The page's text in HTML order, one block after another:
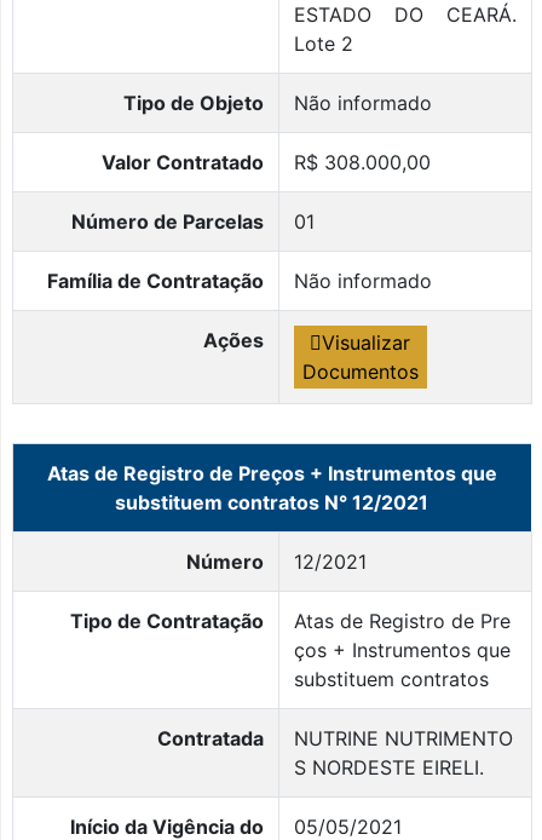
ESTADO DO CEARÁ.
Lote 2
Tipo de Objeto Não informado
Valor Contratado R$ 308.000,00
Número de Parcelas 01
Família de Contratação Não informado
Ações
Visualizar
Documentos
Atas de Registro de Preços + Instrumentos que
substituem contratos N° 12/2021
Número 12/2021
Tipo de Contratação
Atas de Registro de Pre
ços + Instrumentos que
substituem contratos
Contratada
NUTRINE NUTRIMENTO
S NORDESTE EIRELI.
Início da Vigência do
05/05/2021